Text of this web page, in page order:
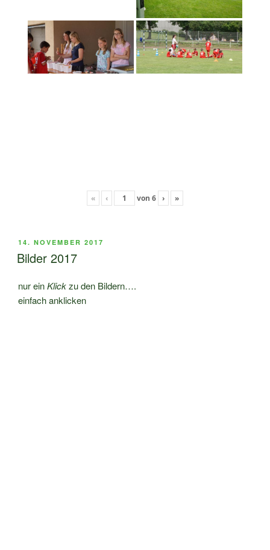
« ‹ von 6 › »
VERÖFFENTLICHT
AM
14. NOVEMBER 2017
Bilder 2017
nur einKlickzu den Bildern….
einfach anklicken